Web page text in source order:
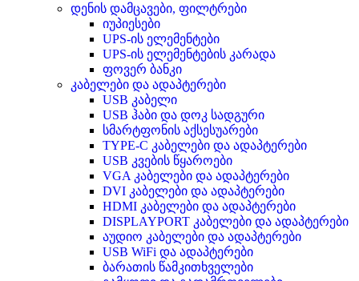
დენის დამცავები, ფილტრები
იუპიესები
UPS-ის ელემენტები
UPS-ის ელემენტების კარადა
ფოვერ ბანკი
კაბელები და ადაპტერები
USB კაბელი
USB ჰაბი და დოკ სადგური
სმარტფონის აქსესუარები
TYPE-C კაბელები და ადაპტერები
USB კვების წყაროები
VGA კაბელები და ადაპტერები
DVI კაბელები და ადაპტერები
HDMI კაბელები და ადაპტერები
DISPLAYPORT კაბელები და ადაპტერები
აუდიო კაბელები და ადაპტერები
USB WiFi და ადაპტერები
ბარათის წამკითხველები